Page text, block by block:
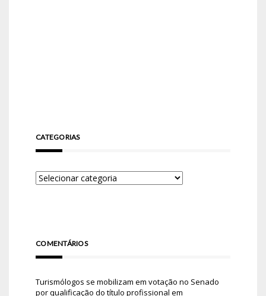
CATEGORIAS
COMENTÁRIOS
Turismólogos se mobilizam em votação no Senado
por qualificação do título profissional em